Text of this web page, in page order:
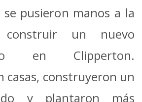
se pusieron manos a la
un nuevo
en Clipperton.
casas, construyeron un
y plantaron más